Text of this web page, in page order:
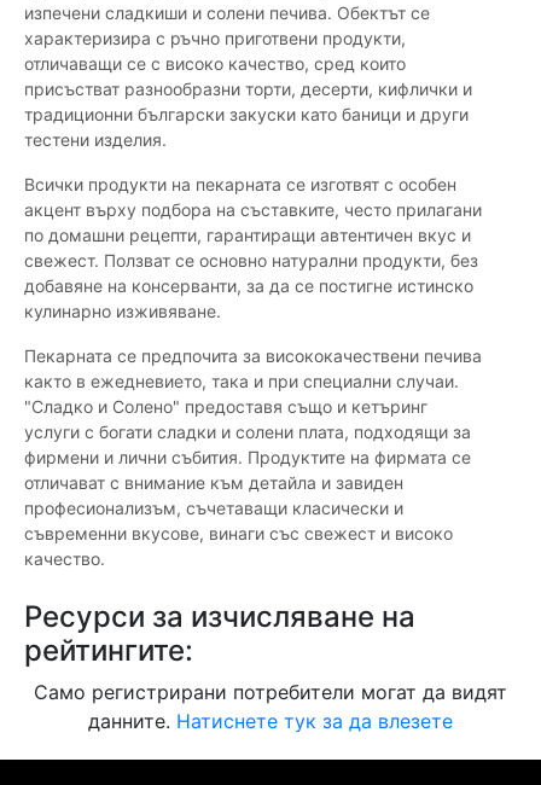
изпечени сладкиши и солени печива. Обектът се
характеризира с ръчно приготвени продукти,
отличаващи се с високо качество, сред които
присъстват разнообразни торти, десерти, кифлички и
традиционни български закуски като баници и други
тестени изделия.
Всички продукти на пекарната се изготвят с особен
акцент върху подбора на съставките, често прилагани
по домашни рецепти, гарантиращи автентичен вкус и
свежест. Ползват се основно натурални продукти, без
добавяне на консерванти, за да се постигне истинско
кулинарно изживяване.
Пекарната се предпочита за висококачествени печива
както в ежедневието, така и при специални случаи.
"Сладко и Солено" предоставя също и кетъринг
услуги с богати сладки и солени плата, подходящи за
фирмени и лични събития. Продуктите на фирмата се
отличават с внимание към детайла и завиден
професионализъм, съчетаващи класически и
съвременни вкусове, винаги със свежест и високо
качество.
Ресурси за изчисляване на
рейтингите:
Само регистрирани потребители могат да видят
данните. Натиснете тук за да влезете